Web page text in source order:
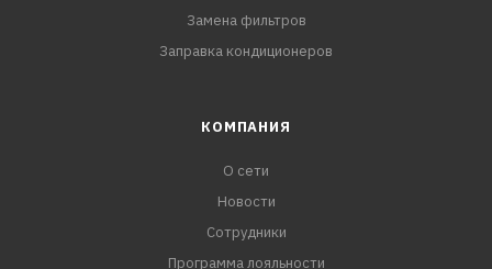
Замена фильтров
Заправка кондиционеров
КОМПАНИЯ
О сети
Новости
Сотрудники
Программа лояльности